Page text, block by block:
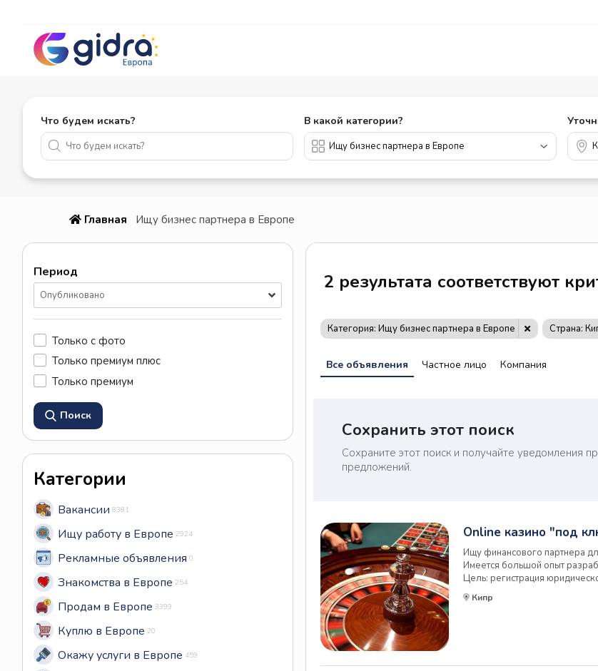
Что будем искать? В какой категории?
Главная Ищу бизнес партнера в Европе
Период
Опубликовано
Только с фото
Только премиум плюс
Только премиум
Поиск
Категории
Вакансии 8381
Ищу работу в Европе 2924
Рекламные объявления 0
Знакомства в Европе 254
Продам в Европе 3399
Куплю в Европе 20
Окажу услуги в Европе 459
2 результата соответствуют
Категория: Ищу бизнес партнера в Европе Страна:
Все объявления Частное лицо Компания
Сохранить этот поиск
Сохраните этот поиск и получайте уведомления
предложений.
Online казино "под
Ищу финансового партнера
Имеется большой опыт
Цель: регистрация
проектов. Вложения на одно
запуска проекта - от 5K $ /cут.
Кипр